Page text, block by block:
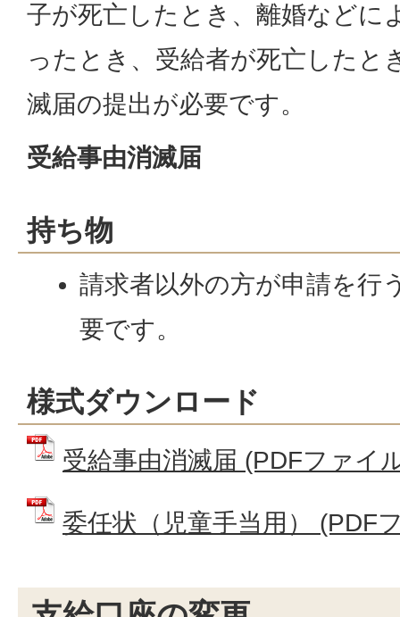
子が死亡したとき、離婚などに
ったとき、受給者が死亡したと
滅届の提出が必要です。
受給事由消滅届
持ち物
請求者以外の方が申請を行
要です。
様式ダウンロード
受給事由消滅届 (PDFファイ
委任状（児童手当用） (PDF